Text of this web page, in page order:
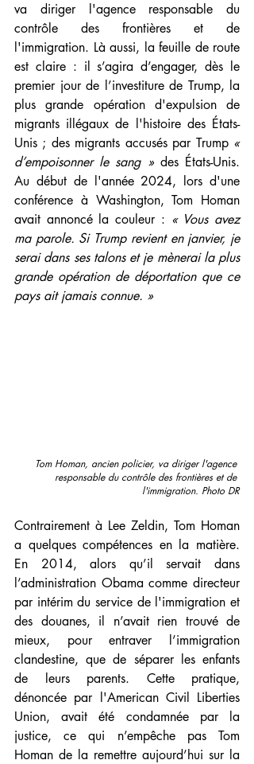
va diriger l'agence responsable du
contrôle des frontières et de
l'immigration. Là aussi, la feuille de route
est claire : il s’agira d’engager, dès le
premier jour de l’investiture de Trump, la
plus grande opération d'expulsion de
migrants illégaux de l'histoire des États-
Unis ; des migrants accusés par Trump «
d’empoisonner le sang » des États-Unis.
Au début de l'année 2024, lors d'une
conférence à Washington, Tom Homan
avait annoncé la couleur : « Vous avez
ma parole. Si Trump revient en janvier, je
serai dans ses talons et je mènerai la plus
grande opération de déportation que ce
pays ait jamais connue. »
Tom Homan, ancien policier, va diriger l'agence
responsable du contrôle des frontières et de
l'immigration. Photo DR
Contrairement à Lee Zeldin, Tom Homan
a quelques compétences en la matière.
En 2014, alors qu’il servait dans
l’administration Obama comme directeur
par intérim du service de l'immigration et
des douanes, il n’avait rien trouvé de
mieux, pour entraver l’immigration
clandestine, que de séparer les enfants
de leurs parents. Cette pratique,
dénoncée par l'American Civil Liberties
Union, avait été condamnée par la
justice, ce qui n’empêche pas Tom
Homan de la remettre aujourd’hui sur la